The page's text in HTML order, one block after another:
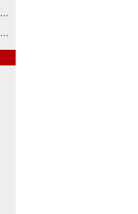
上海注册公司，两项政策帮助你最大。
公司不在注册地址经营又不办理变更，...